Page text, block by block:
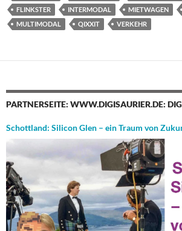
FLINKSTER
INTERMODAL MIETWAGEN
MULTIMODAL
QIXXIT VERKEHR
PARTNERSEITE: WWW.DIGISAURIER.DE:
Schottland: Silicon Glen – ein Traum von